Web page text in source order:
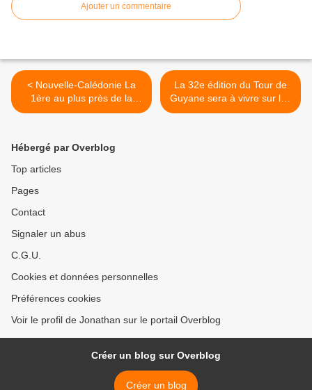
Ajouter un commentaire
< Nouvelle-Calédonie La
1ère au plus près de la
Foire de Bourail !
La 32e édition du Tour de
Guyane sera à vivre sur les
antennes du pôle Outre-
Hébergé par Overblog
Top articles
Pages
Contact
Signaler un abus
C.G.U.
Cookies et données personnelles
Préférences cookies
Voir le profil de Jonathan sur le portail Overblog
Créer un blog sur Overblog
Créer un blog